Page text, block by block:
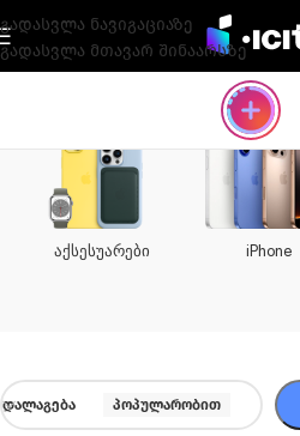
გადასვლა ნავიგაციაზე
გადასვლა მთავარ შინაარსზე
აქსესუარები iPhone
ᲓᲐᲚᲐᲒᲔᲑᲐ პოპულარობით